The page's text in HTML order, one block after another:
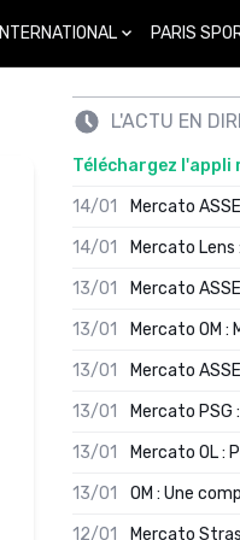
INTERNATIONAL PARIS
L'ACTU EN
Téléchargez l'appli
14/01
Mercato
14/01
Mercato Lens
13/01
Mercato
13/01
Mercato OM
13/01
Mercato
13/01
Mercato PSG
13/01
Mercato OL :
13/01
OM : Une
12/01
Mercato